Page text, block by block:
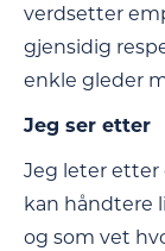
verdsetter
gjensidig
enkle gleder
Jeg ser etter
Jeg leter etter
kan håndtere
og som vet